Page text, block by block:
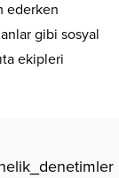
ederken
gibi sosyal
ekipleri